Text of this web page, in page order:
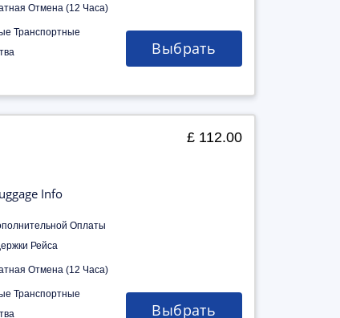
Отмена (12 Часа)
Транспортные
Выбрать
Info
Оплаты
Рейса
Отмена (12 Часа)
Транспортные
£ 112.00
Выбрать